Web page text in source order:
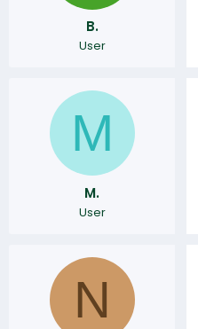
B.
User
M
M.
User
N